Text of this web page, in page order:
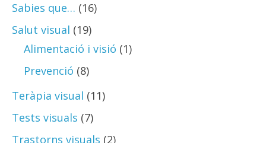
Sabies que… (16)
Salut visual (19)
Alimentació i visió (1)
Prevenció (8)
Teràpia visual (11)
Tests visuals (7)
Trastorns visuals (2)